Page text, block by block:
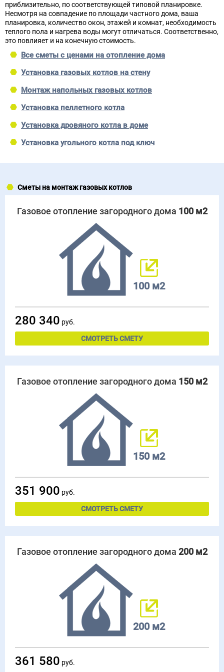
приблизительно, по соответствующей типовой планировке.
Несмотря на совпадение по площади частного дома, ваша
планировка, количество окон, этажей и комнат, необходимость
теплого пола и нагрева воды могут отличаться. Соответственно,
это повлияет и на конечную стоимость.
Все сметы с ценами на отопление дома
Установка газовых котлов на стену
Монтаж напольных газовых котлов
Установка пеллетного котла
Установка дровяного котла в доме
Установка угольного котла под ключ
Сметы на монтаж газовых котлов
Газовое отопление загородного дома 100 м2
100 м2
280 340 руб.
СМОТРЕТЬ СМЕТУ
Газовое отопление загородного дома 150 м2
150 м2
351 900 руб.
СМОТРЕТЬ СМЕТУ
Газовое отопление загородного дома 200 м2
200 м2
361 580 руб.